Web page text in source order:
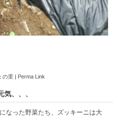
の里 Perma Link
、、、
なった野菜たち、ズッキーニは大